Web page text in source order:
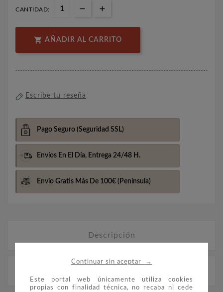
Continuar sin aceptar →
Este portal web únicamente utiliza cookies
propias con finalidad técnica, no recaba ni cede
CANTIDAD:
 AÑADIR AL CARRITO
Escribe tu reseña
Pago Seguro (Seguridad SSL)
Envíos En El Día, Entrega 24/48 H.
Envio Gratis Más De 100€ (Península)
Descripción